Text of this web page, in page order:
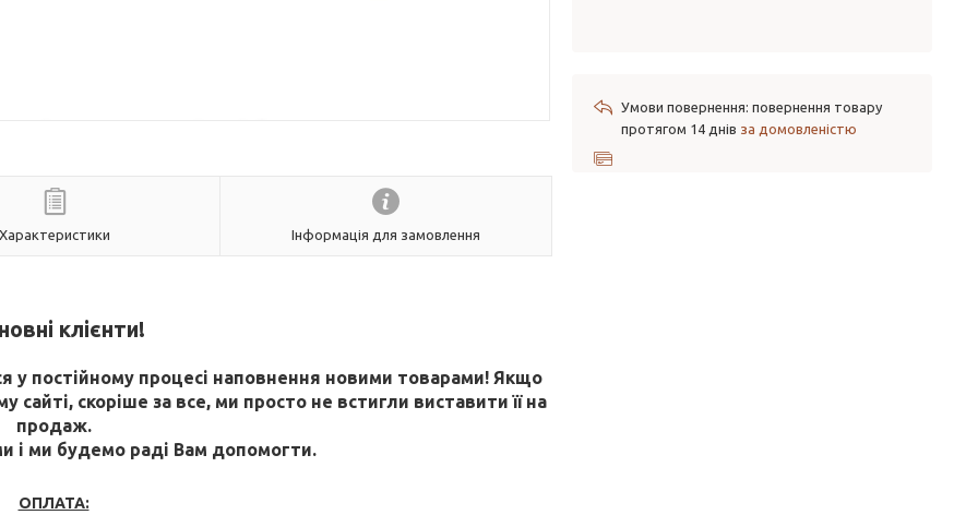
Характеристики Інформація для замовлення
клієнти!
постійному процесі наповнення новими товарами! Якщо
скоріше за все, ми просто не встигли виставити її на
продаж.
і ми будемо раді Вам допомогти.
ОПЛАТА:
повернення товару
протягом 14 днів за домовленістю